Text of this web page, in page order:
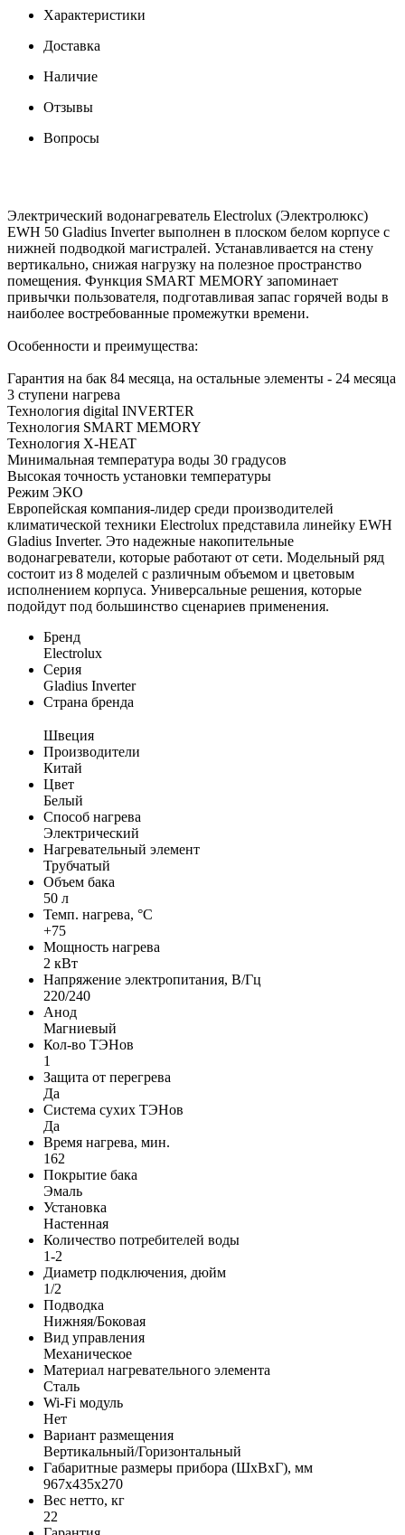
Характеристики
Доставка
Наличие
Отзывы
Вопросы
Электрический водонагреватель Electrolux (Электролюкс)
EWH 50 Gladius Inverter выполнен в плоском белом корпусе с
нижней подводкой магистралей. Устанавливается на стену
вертикально, снижая нагрузку на полезное пространство
помещения. Функция SMART MEMORY запоминает
привычки пользователя, подготавливая запас горячей воды в
наиболее востребованные промежутки времени.
Особенности и преимущества:
Гарантия на бак 84 месяца, на остальные элементы - 24 месяца
3 ступени нагрева
Технология digital INVERTER
Технология SMART MEMORY
Технология X-HEAT
Минимальная температура воды 30 градусов
Высокая точность установки температуры
Режим ЭКО
Европейская компания-лидер среди производителей
климатической техники Electrolux представила линейку EWH
Gladius Inverter. Это надежные накопительные
водонагреватели, которые работают от сети. Модельный ряд
состоит из 8 моделей с различным объемом и цветовым
исполнением корпуса. Универсальные решения, которые
подойдут под большинство сценариев применения.
Бренд
Electrolux
Серия
Gladius Inverter
Страна бренда
Швеция
Производители
Китай
Цвет
Белый
Способ нагрева
Электрический
Нагревательный элемент
Трубчатый
Объем бака
50 л
Темп. нагрева, °С
+75
Мощность нагрева
2 кВт
Напряжение электропитания, В/Гц
220/240
Анод
Магниевый
Кол-во ТЭНов
1
Защита от перегрева
Да
Система сухих ТЭНов
Да
Время нагрева, мин.
162
Покрытие бака
Эмаль
Установка
Настенная
Количество потребителей воды
1-2
Диаметр подключения, дюйм
1/2
Подводка
Нижняя/Боковая
Вид управления
Механическое
Материал нагревательного элемента
Сталь
Wi-Fi модуль
Нет
Вариант размещения
Вертикальный/Горизонтальный
Габаритные размеры прибора (ШхВхГ), мм
967x435x270
Вес нетто, кг
22